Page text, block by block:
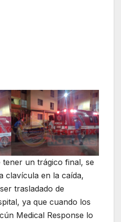
un trágico final, se
clavícula en la caída,
trasladado de
ya que cuando los
Medical Response lo